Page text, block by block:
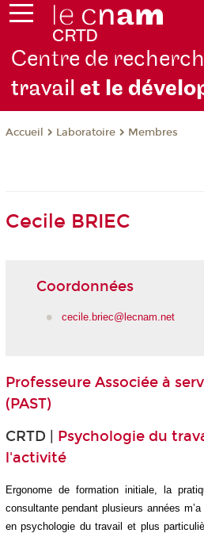
Centre de
travailet le
Accueil Laboratoire Membres
Cecile BRIEC
Coordonnées
cecile.briec@lecnam.net
Professeure Associée à
(PAST)
CRTD | Psychologie du
l'activité
Ergonome de formation initiale, la
consultante pendant plusieurs années
en psychologie du travail et plus